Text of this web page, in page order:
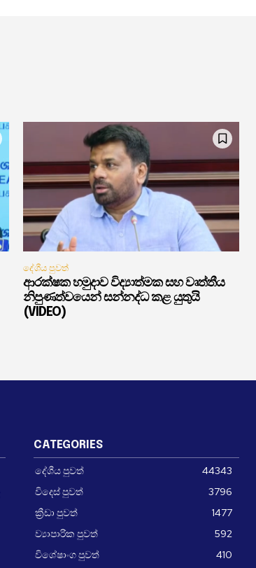
දේශීය පුවත්
ආරක්ෂක හමුදාව විද්‍යාත්මක සහ වෘත්තීය
නිපුණත්වයෙන් සන්නද්ධ කළ යුතුයි
(VIDEO)
CATEGORIES
දේශීය පුවත්
44343
විදෙස් පුවත්
3796
ක්‍රීඩා පුවත්
1477
ව්‍යාපාරික පුවත්
592
විශේෂාංග පුවත්
410